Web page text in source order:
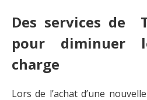
Des services de
pour diminuer
charge
Lors de l’achat d’une